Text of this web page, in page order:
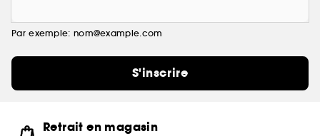
Par exemple: nom@example.com
S'inscrire
Retrait en magasin